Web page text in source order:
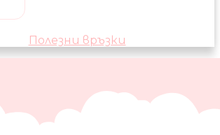
Полезни връзки